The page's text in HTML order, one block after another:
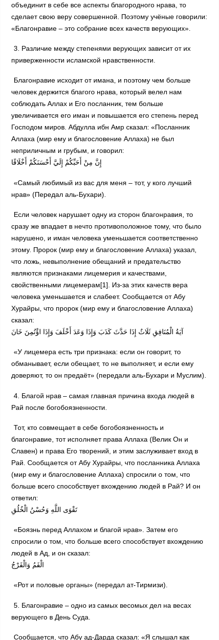
объединит в себе все аспекты благородного нрава, то
сделает свою веру совершенной. Поэтому учёные говорили:
«Благонравие – это собрание всех качеств верующих».
3. Различие между степенями верующих зависит от их
приверженности исламской нравственности.
Благонравие исходит от имана, и поэтому чем больше
человек держится благого нрава, который велел нам
соблюдать Аллах и Его посланник, тем больше
увеличивается его иман и повышается его степень перед
Господом миров. Абдулла ибн Амр сказал: «Посланник
Аллаха (мир ему и благословение Аллаха) не был
неприличным и грубым, и говорил:
إِنَّ مِنْ أَحَبِّكُمْ إِلَيَّ أَحْسَنَكُمْ أَخْلَاقًا
«Самый любимый из вас для меня – тот, у кого лучший
нрав» (Передал аль-Бухари).
Если человек нарушает одну из сторон благонравия, то
сразу же впадает в нечто противоположное тому, что было
нарушено, и иман человека уменьшается соответственно
этому. Пророк (мир ему и благословение Аллаха) указал,
что ложь, невыполнение обещаний и предательство
являются признаками лицемерия и качествами,
свойственными лицемерам[1]. Из-за этих качеств вера
человека уменьшается и слабеет. Сообщается от Абу
Хурайры, что пророк (мир ему и благословение Аллаха)
сказал:
آيَةُ الْمُنَافِقِ ثَلَاثٌ إِذَا حَدَّثَ كَذَبَ وَإِذَا وَعَدَ أَخْلَفَ وَإِذَا اؤْتُمِنَ خَانَ
«У лицемера есть три признака: если он говорит, то
обманывает, если обещает, то не выполняет, и если ему
доверяют, то он предаёт» (передали аль-Бухари и Муслим).
4. Благой нрав – самая главная причина входа людей в
Рай после богобоязненности.
Тот, кто совмещает в себе богобоязненность и
благонравие, тот исполняет права Аллаха (Велик Он и
Славен) и права Его творений, и этим заслуживает вход в
Рай. Сообщается от Абу Хурайры, что посланника Аллаха
(мир ему и благословение Аллаха) спросили о том, что
больше всего способствует вхождению людей в Рай? И он
ответил:
تَقْوَى اللَّهِ وَحُسْنُ الْخُلُقِ
«Боязнь перед Аллахом и благой нрав». Затем его
спросили о том, что больше всего способствует вхождению
людей в Ад, и он сказал:
الْفَمُ وَالْفَرْجُ
«Рот и половые органы» (передал ат-Тирмизи).
5. Благонравие – одно из самых весомых дел на весах
верующего в День Суда.
Сообщается, что Абу ад-Дарда сказал: «Я слышал как